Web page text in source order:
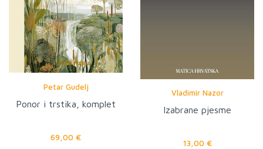
Petar Gudelj
Ponor i trstika, komplet
69,00 €
Vladimir Nazor
Izabrane pjesme
13,00 €